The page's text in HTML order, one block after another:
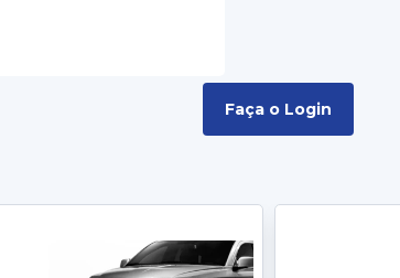
Faça o Login